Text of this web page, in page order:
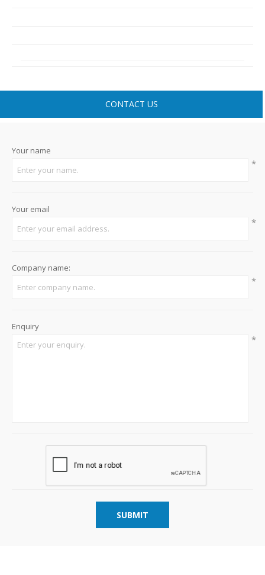
CONTACT US
Your name
*
Your email
*
Company name:
*
Enquiry
*
SUBMIT